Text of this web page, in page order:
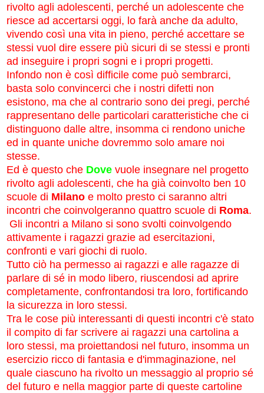
rivolto agli adolescenti, perché un adolescente che
riesce ad accertarsi oggi, lo farà anche da adulto,
vivendo così una vita in pieno, perché accettare se
stessi vuol dire essere più sicuri di se stessi e pronti
ad inseguire i propri sogni e i propri progetti.
Infondo non è così difficile come può sembrarci,
basta solo convincerci che i nostri difetti non
esistono, ma che al contrario sono dei pregi, perché
rappresentano delle particolari caratteristiche che ci
distinguono dalle altre, insomma ci rendono uniche
ed in quante uniche dovremmo solo amare noi
stesse.
Ed è questo che Dove vuole insegnare nel progetto
rivolto agli adolescenti, che ha già coinvolto ben 10
scuole di Milano e molto presto ci saranno altri
incontri che coinvolgeranno quattro scuole di Roma.
Gli incontri a Milano si sono svolti coinvolgendo
attivamente i ragazzi grazie ad esercitazioni,
confronti e vari giochi di ruolo.
Tutto ciò ha permesso ai ragazzi e alle ragazze di
parlare di sé in modo libero, riuscendosi ad aprire
completamente, confrontandosi tra loro, fortificando
la sicurezza in loro stessi.
Tra le cose più interessanti di questi incontri c'è stato
il compito di far scrivere ai ragazzi una cartolina a
loro stessi, ma proiettandosi nel futuro, insomma un
esercizio ricco di fantasia e d'immaginazione, nel
quale ciascuno ha rivolto un messaggio al proprio sé
del futuro e nella maggior parte di queste cartoline